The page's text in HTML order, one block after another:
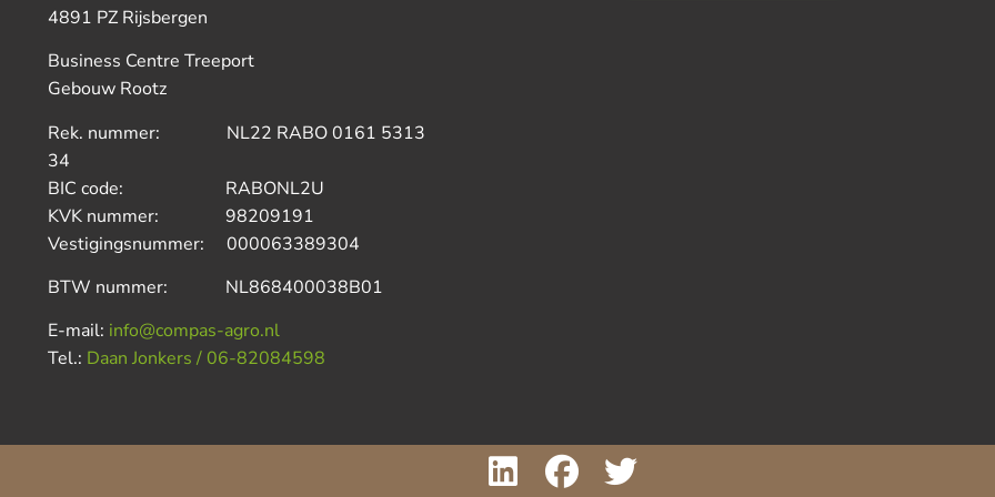
4891 PZ Rijsbergen
Business Centre Treeport
Gebouw Rootz
Rek. nummer: NL22 RABO 0161 5313
34
BIC code: RABONL2U
KVK nummer: 98209191
Vestigingsnummer: 000063389304
BTW nummer: NL868400038B01
E-mail: info@compas-agro.nl
Tel.: Daan Jonkers / 06-82084598